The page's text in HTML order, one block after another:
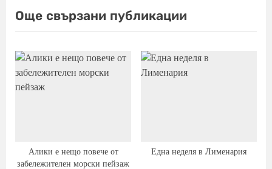
:
Още свързани публикации
Алики е нещо повече от
забележителен морски пейзаж
Една неделя в Лименария